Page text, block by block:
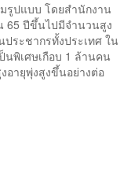
รูปแบบ โดยสำนักงาน
65 ปีขึ้นไปมีจำนวนสูง
ระชากรทั้งประเทศ ใน
นพิเศษเกือบ 1 ล้านคน
อายุพุ่งสูงขึ้นอย่างต่อ